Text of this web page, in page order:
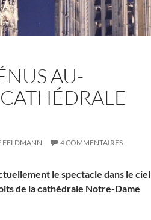
AU-
FELDMANN 4 COMMENTAIRES
le spectacle dans le ciel
de la cathédrale Notre-Dame